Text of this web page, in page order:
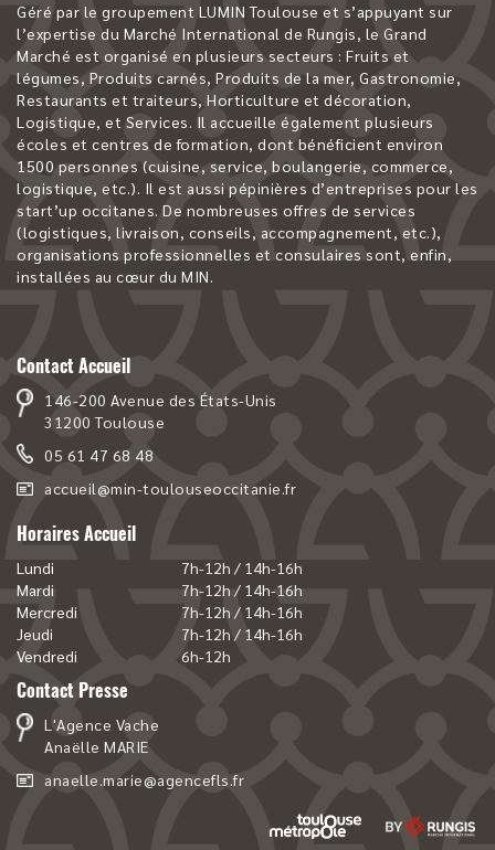
Géré par le groupement LUMIN Toulouse et s’appuyant sur
l’expertise du Marché International de Rungis, le Grand
Marché est organisé en plusieurs secteurs : Fruits et
légumes, Produits carnés, Produits de la mer, Gastronomie,
Restaurants et traiteurs, Horticulture et décoration,
Logistique, et Services. Il accueille également plusieurs
écoles et centres de formation, dont bénéficient environ
1500 personnes (cuisine, service, boulangerie, commerce,
logistique, etc.). Il est aussi pépinières d’entreprises pour les
start’up occitanes. De nombreuses offres de services
(logistiques, livraison, conseils, accompagnement, etc.),
organisations professionnelles et consulaires sont, enfin,
installées au cœur du MIN.
Contact Accueil
146-200 Avenue des États-Unis
31200 Toulouse
05 61 47 68 48
accueil@min-toulouseoccitanie.fr
Horaires Accueil
Lundi
7h-12h / 14h-16h
Mardi
7h-12h / 14h-16h
Mercredi
7h-12h / 14h-16h
Jeudi
7h-12h / 14h-16h
Vendredi
6h-12h
Contact Presse
L'Agence Vache
Anaëlle MARIE
anaelle.marie@agencefls.fr